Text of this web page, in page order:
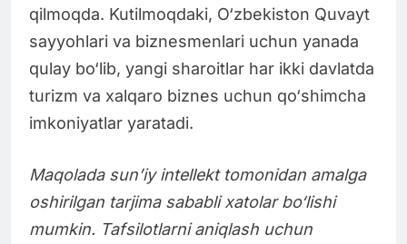
qilmoqda. Kutilmoqdaki, O‘zbekiston Quvayt
sayyohlari va biznesmenlari uchun yanada
qulay bo‘lib, yangi sharoitlar har ikki davlatda
turizm va xalqaro biznes uchun qo‘shimcha
imkoniyatlar yaratadi.
Maqolada sun’iy intellekt tomonidan amalga
oshirilgan tarjima sababli xatolar bo‘lishi
mumkin. Tafsilotlarni aniqlash uchun